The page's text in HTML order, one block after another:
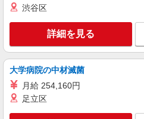
渋谷区
詳細を見る
大学病院の中材滅菌
月給 254,160円
足立区